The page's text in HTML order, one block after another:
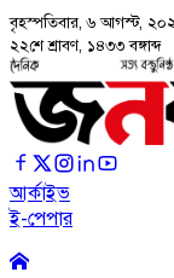
বৃহস্পতিবার, ৬ আগস্ট,
২২শে শ্রাবণ, ১৪৩৩ বঙ্গাব্দ
আর্কাইভ
ই-পেপার